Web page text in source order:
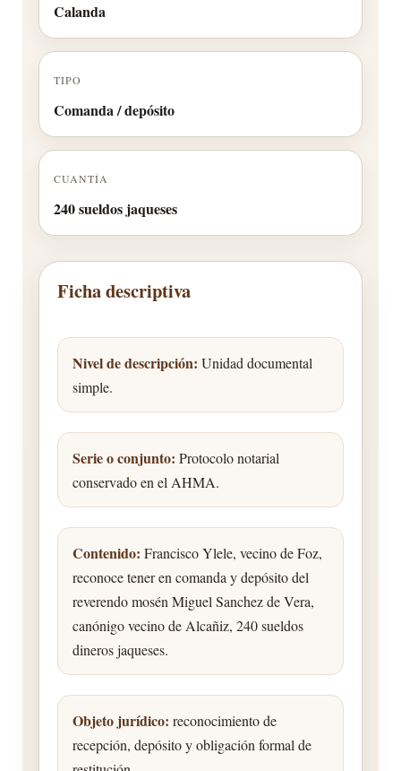
Calanda
TIPO
Comanda / depósito
CUANTÍA
240 sueldos jaqueses
Ficha descriptiva
Nivel de descripción: Unidad documental
simple.
Serie o conjunto: Protocolo notarial
conservado en el AHMA.
Contenido: Francisco Ylele, vecino de Foz,
reconoce tener en comanda y depósito del
reverendo mosén Miguel Sanchez de Vera,
canónigo vecino de Alcañiz, 240 sueldos
dineros jaqueses.
Objeto jurídico: reconocimiento de
recepción, depósito y obligación formal de